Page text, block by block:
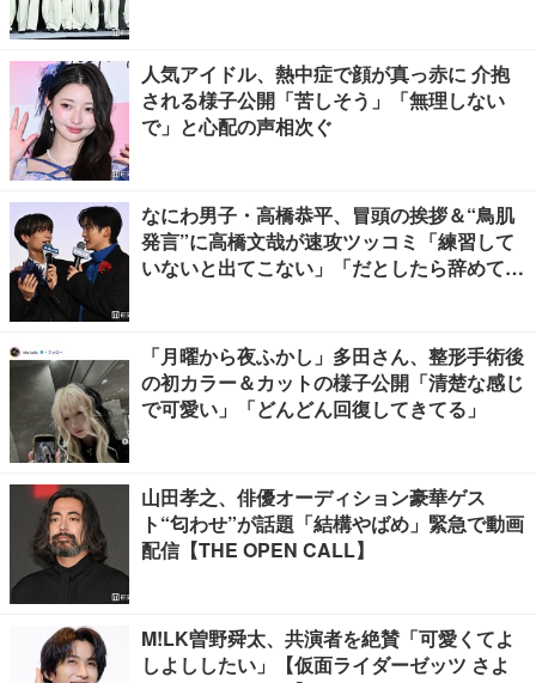
人気アイドル、熱中症で顔が真っ赤に 介抱
される様子公開「苦しそう」「無理しない
で」と心配の声相次ぐ
なにわ男子・高橋恭平、冒頭の挨拶＆“鳥肌
発言”に高橋文哉が速攻ツッコミ「練習して
いないと出てこない」「だとしたら辞めてく
「月曜から夜ふかし」多田さん、整形手術後
の初カラー＆カットの様子公開「清楚な感じ
で可愛い」「どんどん回復してきてる」
山田孝之、俳優オーディション豪華ゲス
ト“匂わせ”が話題「結構やばめ」緊急で動画
配信【THE OPEN CALL】
M!LK曽野舜太、共演者を絶賛「可愛くてよ
しよししたい」【仮面ライダーゼッツ さよ